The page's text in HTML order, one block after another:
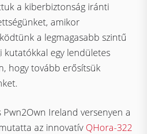
a kiberbiztonság iránti
amikor
a legmagasabb szintű
kutatókkal egy lendületes
hogy tovább erősítsük
Pwn2Own Ireland versenyen a
az innovatív QHora-322